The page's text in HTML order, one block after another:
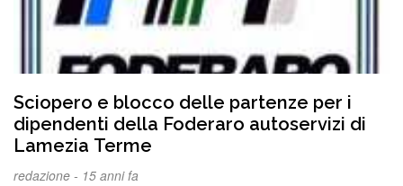
Sciopero e blocco delle partenze per i
dipendenti della Foderaro autoservizi di
Lamezia Terme
redazione - 15 anni fa